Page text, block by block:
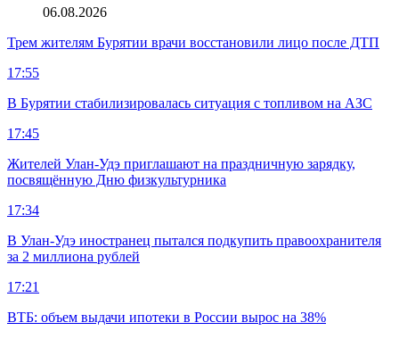
06.08.2026
Трем жителям Бурятии врачи восстановили лицо после ДТП
17:55
В Бурятии стабилизировалась ситуация с топливом на АЗС
17:45
Жителей Улан-Удэ приглашают на праздничную зарядку,
посвящённую Дню физкультурника
17:34
В Улан-Удэ иностранец пытался подкупить правоохранителя
за 2 миллиона рублей
17:21
ВТБ: объем выдачи ипотеки в России вырос на 38%